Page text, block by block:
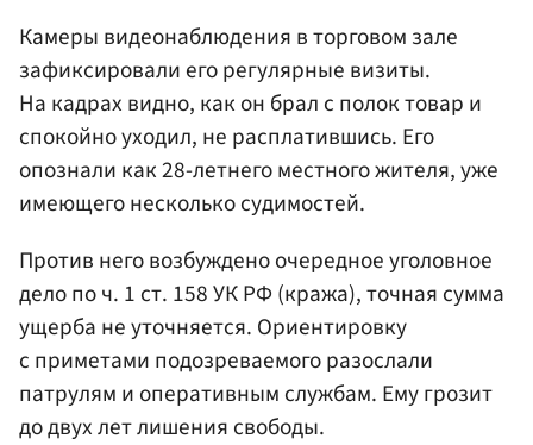
Камеры видеонаблюдения в торговом зале
зафиксировали его регулярные визиты.
На кадрах видно, как он брал с полок товар и
спокойно уходил, не расплатившись. Его
опознали как 28-летнего местного жителя, уже
имеющего несколько судимостей.
Против него возбуждено очередное уголовное
дело по ч. 1 ст. 158 УК РФ (кража), точная сумма
ущерба не уточняется. Ориентировку
с приметами подозреваемого разослали
патрулям и оперативным службам. Ему грозит
до двух лет лишения свободы.